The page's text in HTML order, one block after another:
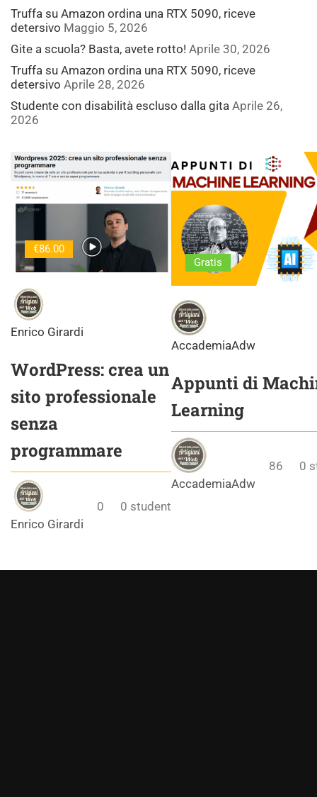
Truffa su Amazon ordina una RTX 5090, riceve
detersivo Maggio 5, 2026
Gite a scuola? Basta, avete rotto! Aprile 30, 2026
Truffa su Amazon ordina una RTX 5090, riceve
detersivo Aprile 28, 2026
Studente con disabilità escluso dalla gita Aprile 26,
2026
€86.00
Enrico Girardi
WordPress: crea un
sito professionale
senza
programmare
Enrico Girardi
0 0 student
Gratis
AccademiaAdw
Appunti di
Learning
AccademiaAdw
86 0